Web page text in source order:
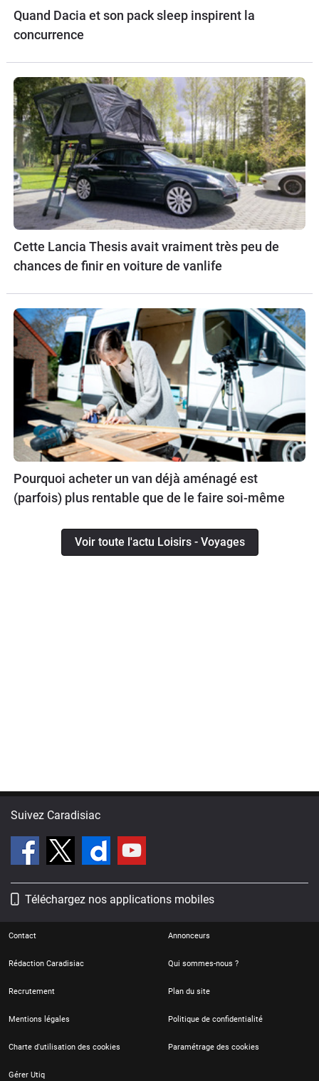
Quand Dacia et son pack sleep inspirent la
concurrence
Cette Lancia Thesis avait vraiment très peu de
chances de finir en voiture de vanlife
Pourquoi acheter un van déjà aménagé est
(parfois) plus rentable que de le faire soi-même
Voir toute l'actu Loisirs - Voyages
Suivez Caradisiac
Téléchargez nos applications mobiles
Contact Annonceurs
Rédaction Caradisiac Qui sommes-nous ?
Recrutement Plan du site
Mentions légales Politique de confidentialité
Charte d'utilisation des cookies Paramétrage des cookies
Gérer Utiq